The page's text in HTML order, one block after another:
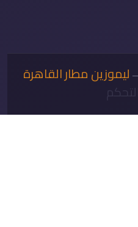
ليموزين مطار القاهرة